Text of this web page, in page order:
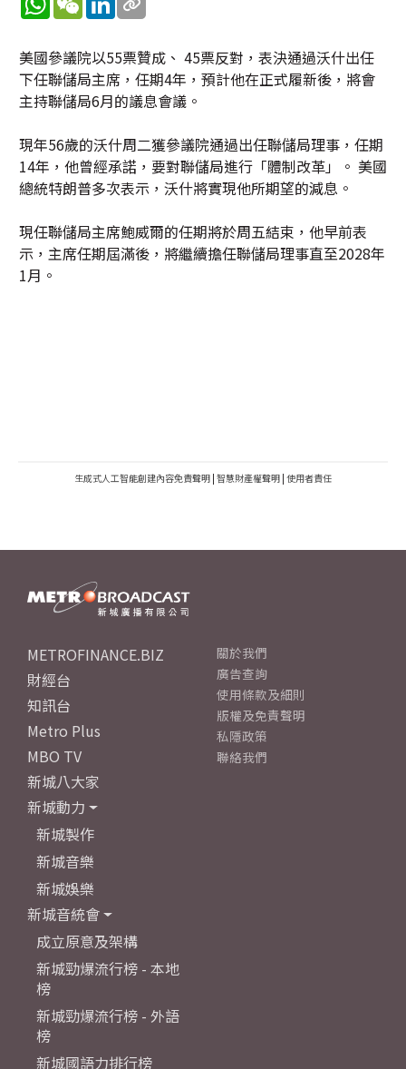
美國參議院以55票贊成、 45票反對，表決通過沃什出任
下任聯儲局主席，任期4年，預計他在正式履新後，將會
主持聯儲局6月的議息會議。
現年56歲的沃什周二獲參議院通過出任聯儲局理事，任期
14年，他曾經承諾，要對聯儲局進行「體制改革」。 美國
總統特朗普多次表示，沃什將實現他所期望的減息。
現任聯儲局主席鮑威爾的任期將於周五結束，他早前表
示，主席任期屆滿後，將繼續擔任聯儲局理事直至2028年
1月。
生成式人工智能創建內容免責聲明 | 智慧財產權聲明 | 使用者責任
METROFINANCE.BIZ
財經台
知訊台
Metro Plus
MBO TV
新城八大家
新城動力
新城製作
新城音樂
新城娛樂
新城音統會
成立原意及架構
新城勁爆流行榜 - 本地
榜
新城勁爆流行榜 - 外語
榜
新城國語力排行榜
關於我們
廣告查詢
使用條款及細則
版權及免責聲明
私隱政策
聯絡我們